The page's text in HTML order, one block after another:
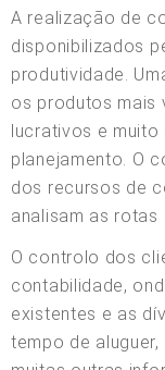
A realização de
disponibilizados
produtividade.
os produtos mais
lucrativos e
planejamento. O
dos recursos de
analisam as rotas
O controlo dos
contabilidade,
existentes e as
tempo de